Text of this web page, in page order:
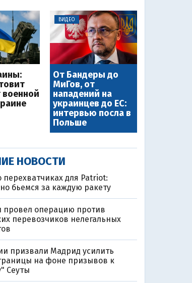
военной
ВИДЕО
От Бандеры до
МиГов, от
нападений на
украинцев до ЕС:
интервью посла в
Польше
НОВОСТИ
перехватчиках для Patriot:
бьемся за каждую ракету
провел операцию против
перевозчиков нелегальных
призвали Мадрид усилить
на фоне призывов к
Сеуты